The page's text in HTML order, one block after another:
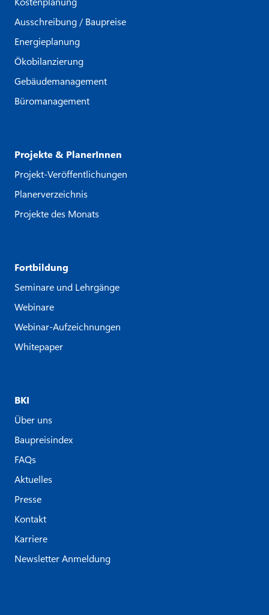
Ausschreibung / Baupreise
Energieplanung
Ökobilanzierung
Gebäudemanagement
Büromanagement
Projekte & PlanerInnen
Projekt-Veröffentlichungen
Planerverzeichnis
Projekte des Monats
Fortbildung
Seminare und Lehrgänge
Webinare
Webinar-Aufzeichnungen
Whitepaper
BKI
Über uns
Baupreisindex
FAQs
Aktuelles
Presse
Kontakt
Karriere
Newsletter Anmeldung